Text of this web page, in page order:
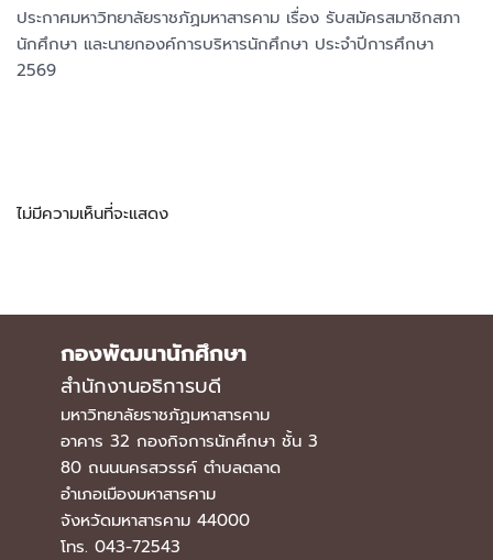
ประกาศมหาวิทยาลัยราชภัฏมหาสารคาม เรื่อง รับสมัครสมาชิกสภา
นักศึกษา และนายกองค์การบริหารนักศึกษา ประจำปีการศึกษา
2569
ไม่มีความเห็นที่จะแสดง
กองพัฒนานักศึกษา
สำนักงานอธิการบดี
มหาวิทยาลัยราชภัฏมหาสารคาม
อาคาร 32 กองกิจการนักศึกษา ชั้น 3
80 ถนนนครสวรรค์ ตำบลตลาด
อำเภอเมืองมหาสารคาม
จังหวัดมหาสารคาม 44000
โทร. 043-72543